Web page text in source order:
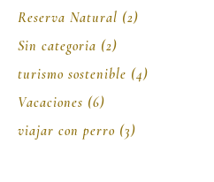
Reserva Natural (2)
Sin categoria (2)
turismo sostenible (4)
Vacaciones (6)
viajar con perro (3)